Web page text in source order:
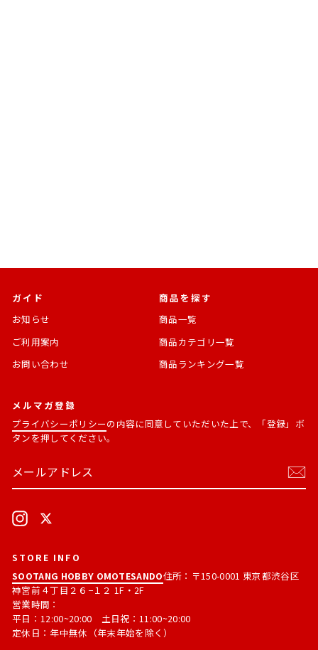
ガイド
お知らせ
ご利用案内
お問い合わせ
商品を探す
商品一覧
商品カテゴリ一覧
商品ランキング一覧
メルマガ登録
プライバシーポリシーの内容に同意していただいた上で、「登録」ボ
タンを押してください。
ー
レ
ス
読
Instagram
STORE INFO
SOOTANG HOBBY OMOTESANDO住所：〒150-0001 東京都渋谷区
神宮前４丁目２６−１２ 1F・2F
営業時間：
平日：12:00~20:00 土日祝：11:00~20:00
定休日：年中無休（年末年始を除く）